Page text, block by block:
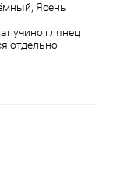
Ясень
глянец
отдельно